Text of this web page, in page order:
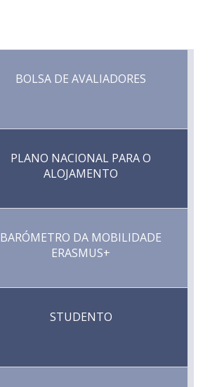
BOLSA DE AVALIADORES
PLANO NACIONAL PARA O
ALOJAMENTO
BARÓMETRO DA MOBILIDADE
ERASMUS+
STUDENTO